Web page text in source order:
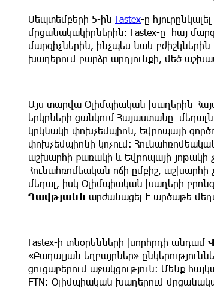
Սեպտեմբերի 5-ին Fastex-ը
մրցանակակիրներին։ Fastex-ը հայ
մարզիչներին, ինչպես նաև
խաղերում բարձր արդյունքի, մեծ
Այս տարվա Օլիմպիական խաղերին
երկրների ցանկում Հայաստանը
կրկնակի փոխչեմպիոն, Եվրոպայի
փոխչեմպիոնի կոչում։
աշխարհի քառակի և Եվրոպայի յոթակի
Հունահռոմեական ոճի ըմբիշ,
մեդալ, իսկ Օլիմպիական խաղերի
Դավթյանն արժանացել է արծաթե
Fastex-ի տնօրենների խորհրդի անդամ
«Բադալյան եղբայրներ»
ցուցաբերում աջակցություն։ Մենք
FTN։ Օլիմպիական խաղերում